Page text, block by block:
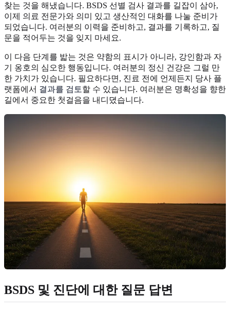
찾는 것을 해냈습니다. BSDS 선별 검사 결과를 길잡이 삼아,
이제 의료 전문가와 의미 있고 생산적인 대화를 나눌 준비가
되었습니다. 여러분의 이력을 준비하고, 결과를 기록하고, 질
문을 적어두는 것을 잊지 마세요.
이 다음 단계를 밟는 것은 약함의 표시가 아니라, 강인함과 자
기 옹호의 심오한 행동입니다. 여러분의 정신 건강은 그럴 만
한 가치가 있습니다. 필요하다면, 진료 전에 언제든지 당사 플
랫폼에서 결과를 검토할 수 있습니다. 여러분은 명확성을 향한
길에서 중요한 첫걸음을 내디뎠습니다.
BSDS 및 진단에 대한 질문 답변